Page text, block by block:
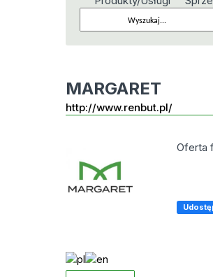
MARGARET
http://www.renbut.pl/
Oferta